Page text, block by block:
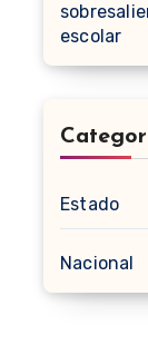
escolar
Estado
Nacional